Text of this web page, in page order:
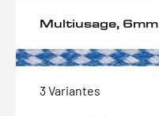
Multiusage, 6mm
3 Variantes